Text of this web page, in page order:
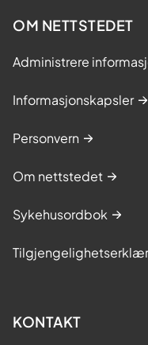
OM NETTSTEDET
Administrere
Informasjonskapsler
Personvern
Om nettstedet
Sykehusordbok
KONTAKT